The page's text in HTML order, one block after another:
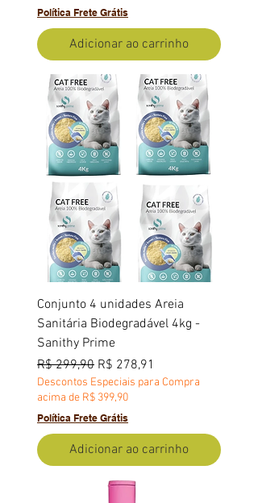
Política Frete Grátis
Adicionar ao carrinho
Conjunto 4 unidades Areia
Sanitária Biodegradável 4kg -
Sanithy Prime
Preço normal
R$ 299,90 Preço promocional
R$ 278,91
Descontos Especiais para Compra
acima de R$ 399,90
Política Frete Grátis
Adicionar ao carrinho